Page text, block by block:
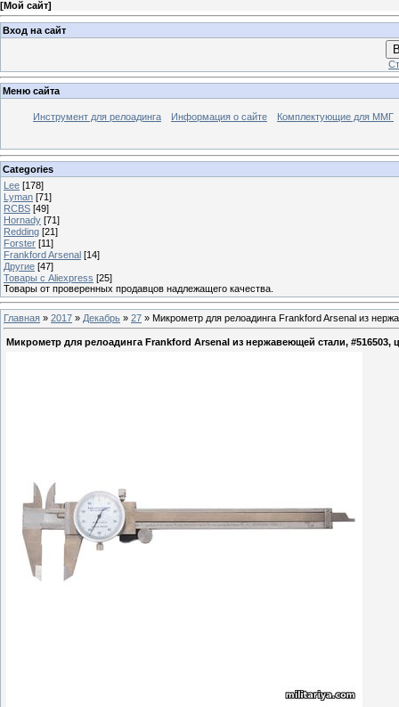
[Мой сайт]
Вход на сайт
Меню сайта
Инструмент для релоадинга Информация о сайте Комплектующие для ММГ
Categories
Lee [178]
Lyman [71]
RCBS [49]
Hornady [71]
Redding [21]
Forster [11]
Frankford Arsenal [14]
Другие [47]
Товары с Aliexpress [25]
Товары от проверенных продавцов надлежащего качества.
Главная » 2017 » Декабрь » 27 » Микрометр для релоадинга Frankford Arsenal из
Микрометр для релоадинга Frankford Arsenal из нержавеющей стали, #516503,